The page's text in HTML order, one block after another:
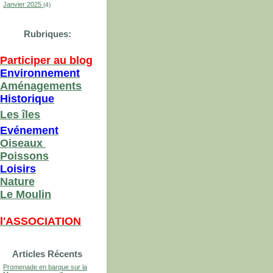
Janvier 2025 (4)
Rubriques:
Participer au blog
Environnement
Aménagements
Historique
Les îles
Evénement
Oiseaux
Poissons
Loisirs
Nature
Le Moulin
l'ASSOCIATION
Articles Récents
Promenade en barque sur la